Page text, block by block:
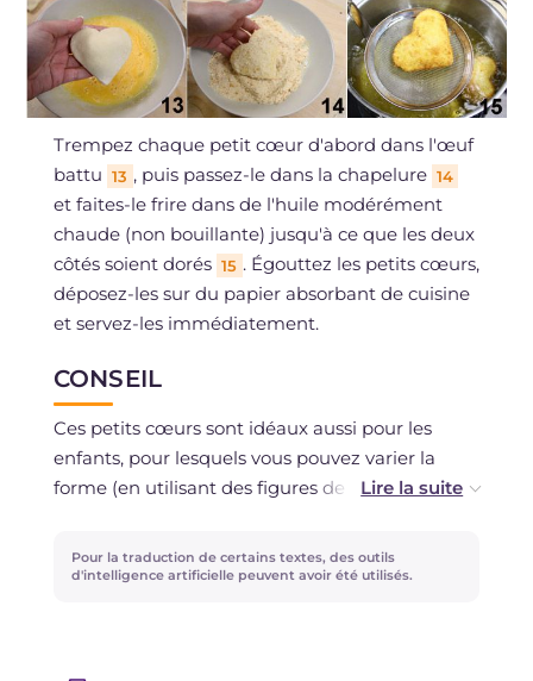
Trempez chaque petit cœur d'abord dans l'œuf
battu 13 , puis passez-le dans la chapelure 14
et faites-le frire dans de l'huile modérément
chaude (non bouillante) jusqu'à ce que les deux
côtés soient dorés 15 . Égouttez les petits cœurs,
déposez-les sur du papier absorbant de cuisine
et servez-les immédiatement.
CONSEIL
Ces petits cœurs sont idéaux aussi pour les
enfants, pour lesquels vous pouvez varier la
forme (en utilisant des figures de fleurs ou
exemple, du jambon cuit et de la mozzarella, ou
de la mozzarella et de la tomate, etc...
Pour la traduction de certains textes, des outils
d'intelligence artificielle peuvent avoir été utilisés.